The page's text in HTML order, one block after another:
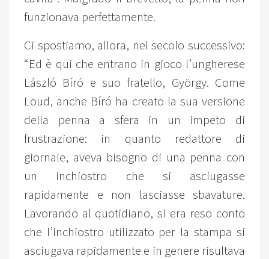
funzionava perfettamente.
Ci spostiamo, allora, nel secolo successivo:
“Ed è qui che entrano in gioco l’ungherese
László Bíró e suo fratello, György. Come
Loud, anche Bíró ha creato la sua versione
della penna a sfera in un impeto di
frustrazione: in quanto redattore di
giornale, aveva bisogno di una penna con
un inchiostro che si asciugasse
rapidamente e non lasciasse sbavature.
Lavorando al quotidiano, si era reso conto
che l’inchiostro utilizzato per la stampa si
asciugava rapidamente e in genere risultava